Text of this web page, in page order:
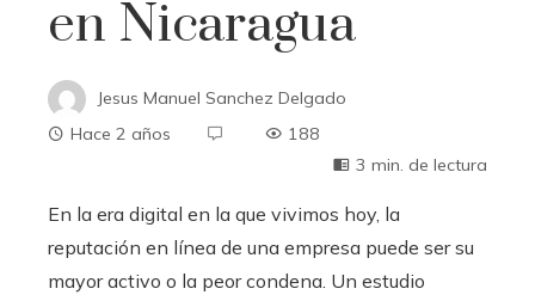
en Nicaragua
Jesus Manuel Sanchez Delgado
Hace 2 años
188
3 min. de lectura
En la era digital en la que vivimos hoy, la
reputación en línea de una empresa puede ser su
mayor activo o la peor condena. Un estudio